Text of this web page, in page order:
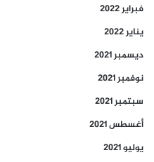
فبراير 2022
يناير 2022
ديسمبر 2021
نوفمبر 2021
سبتمبر 2021
أغسطس 2021
يوليو 2021